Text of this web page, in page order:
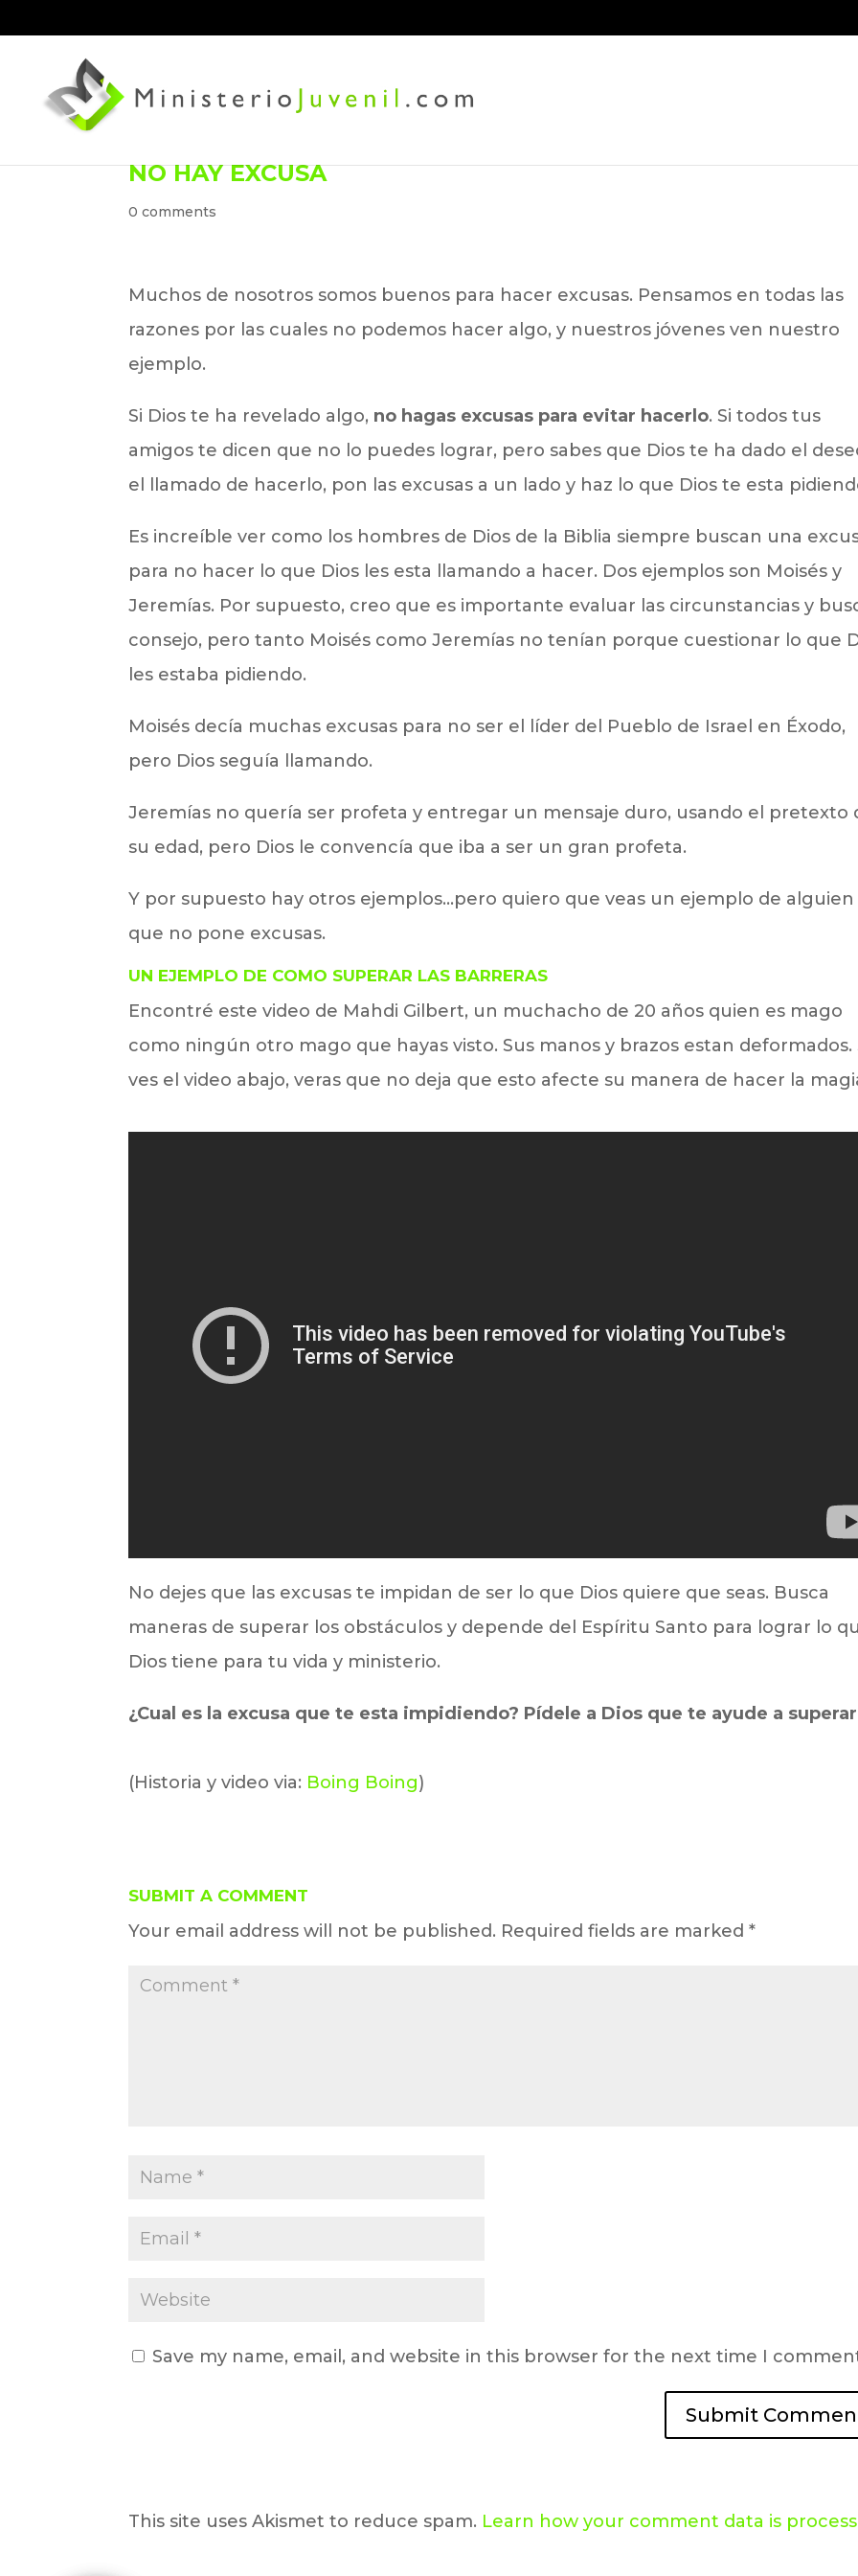
NO HAY EXCUSA
0 comments
Muchos de nosotros somos buenos para hacer excusas. Pensamos en todas las
razones por las cuales no podemos hacer algo, y nuestros jóvenes ven nuestro
ejemplo.
Si Dios te ha revelado algo, no hagas excusas para evitar hacerlo. Si todos tus
amigos te dicen que no lo puedes lograr, pero sabes que Dios te ha dado el
el llamado de hacerlo, pon las excusas a un lado y haz lo que Dios te esta
Es increíble ver como los hombres de Dios de la Biblia siempre buscan una
para no hacer lo que Dios les esta llamando a hacer. Dos ejemplos son Moisés y
Jeremías. Por supuesto, creo que es importante evaluar las circunstancias y
consejo, pero tanto Moisés como Jeremías no tenían porque cuestionar lo que
les estaba pidiendo.
Moisés decía muchas excusas para no ser el líder del Pueblo de Israel en Éxodo,
pero Dios seguía llamando.
Jeremías no quería ser profeta y entregar un mensaje duro, usando el pretexto
su edad, pero Dios le convencía que iba a ser un gran profeta.
Y por supuesto hay otros ejemplos…pero quiero que veas un ejemplo de alguien
que no pone excusas.
UN EJEMPLO DE COMO SUPERAR LAS BARRERAS
Encontré este video de Mahdi Gilbert, un muchacho de 20 años quien es mago
como ningún otro mago que hayas visto. Sus manos y brazos estan deformados.
ves el video abajo, veras que no deja que esto afecte su manera de hacer la
No dejes que las excusas te impidan de ser lo que Dios quiere que seas. Busca
maneras de superar los obstáculos y depende del Espíritu Santo para lograr lo
Dios tiene para tu vida y ministerio.
¿Cual es la excusa que te esta impidiendo? Pídele a Dios que te ayude a
(Historia y video via: Boing Boing)
SUBMIT A COMMENT
Your email address will not be published. Required fields are marked*
Save my name, email, and website in this browser for the next time I
This site uses Akismet to reduce spam. Learn how your comment data is